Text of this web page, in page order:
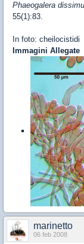
Phaeogalera
55(1):83.
In foto: cheilocistidi
Immagini Allegate
marinetto
06 feb 2008